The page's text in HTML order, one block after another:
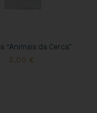
“Animais da Cerca”
3,00 €